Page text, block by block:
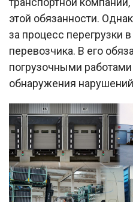
этой обязанности.
за процесс перегрузки
перевозчика. В его
погрузочными
обнаружения